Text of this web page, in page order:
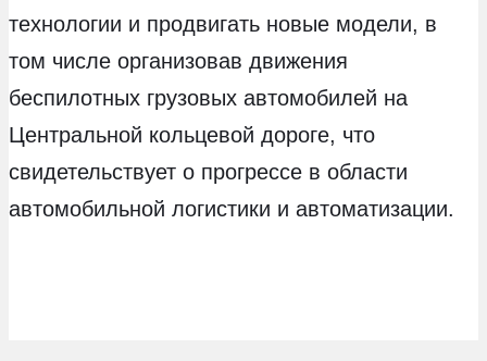
технологии и продвигать новые модели, в
том числе организовав движения
беспилотных грузовых автомобилей на
Центральной кольцевой дороге, что
свидетельствует о прогрессе в области
автомобильной логистики и автоматизации.